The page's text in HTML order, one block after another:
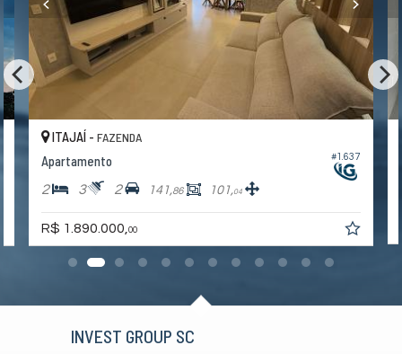
#1.637
ITAJAÍ - FAZENDA
Apartamento
2 3 2 141,86 101,04
R$ 1.890.000, 00
INVEST GROUP SC